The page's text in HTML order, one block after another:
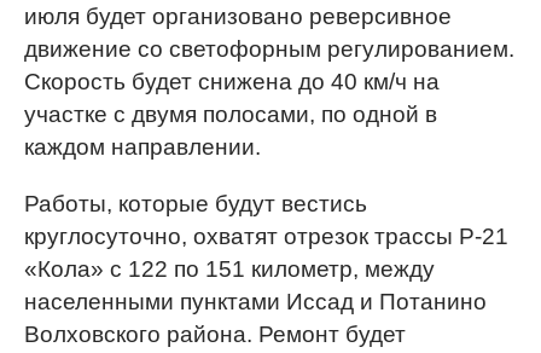
июля будет организовано реверсивное
движение со светофорным регулированием.
Скорость будет снижена до 40 км/ч на
участке с двумя полосами, по одной в
каждом направлении.
Работы, которые будут вестись
круглосуточно, охватят отрезок трассы Р-21
«Кола» с 122 по 151 километр, между
населенными пунктами Иссад и Потанино
Волховского района. Ремонт будет